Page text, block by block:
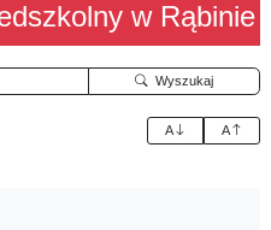
w Rąbinie
Wyszukaj
A A